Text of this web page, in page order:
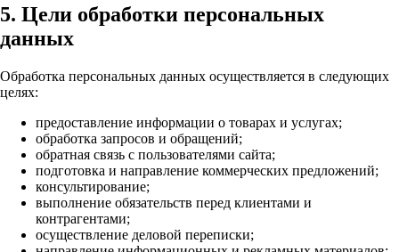
5. Цели обработки персональных
данных
Обработка персональных данных осуществляется в следующих
целях:
предоставление информации о товарах и услугах;
обработка запросов и обращений;
обратная связь с пользователями сайта;
подготовка и направление коммерческих предложений;
консультирование;
выполнение обязательств перед клиентами и
контрагентами;
осуществление деловой переписки;